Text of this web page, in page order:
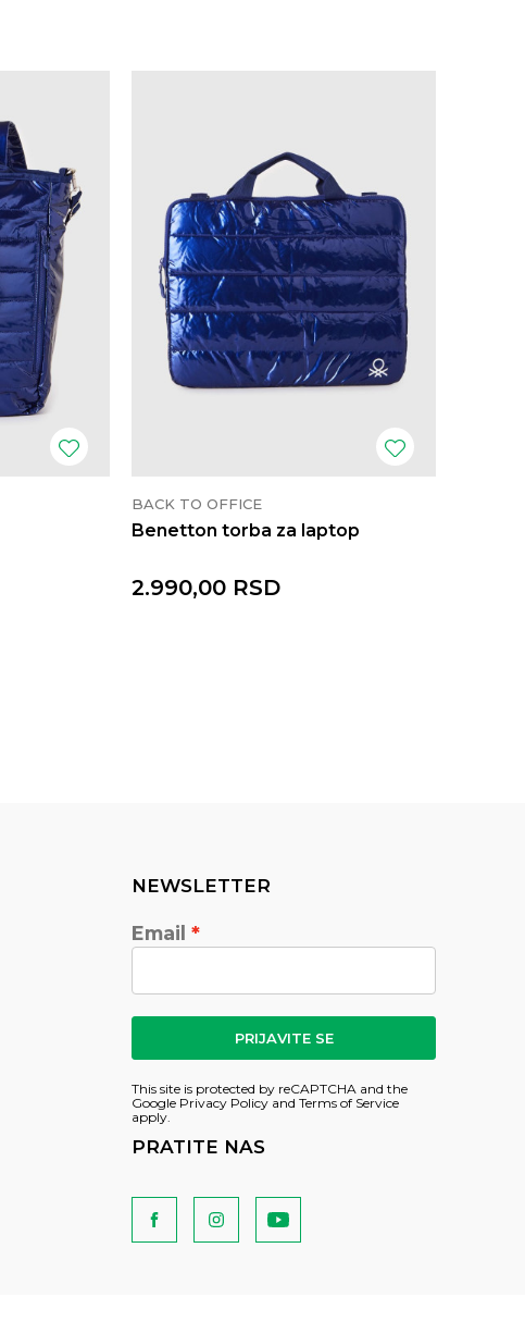
BACK TO OFFICE
Benetton torba za laptop
2.990,00 RSD
NEWSLETTER
Email
PRIJAVITE SE
This site is protected by reCAPTCHA and the
Google Privacy Policy and Terms of Service
apply.
PRATITE NAS